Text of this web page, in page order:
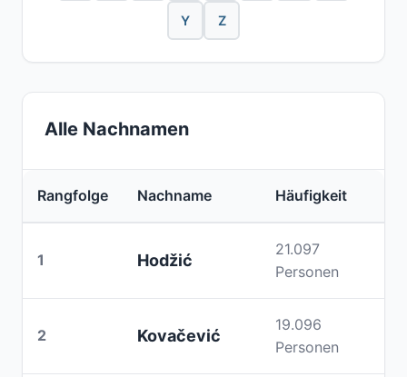
Y Z
Alle Nachnamen
Rangfolge Nachname Häufigkeit
1 Hodžić
21.097
Personen
2 Kovačević
19.096
Personen